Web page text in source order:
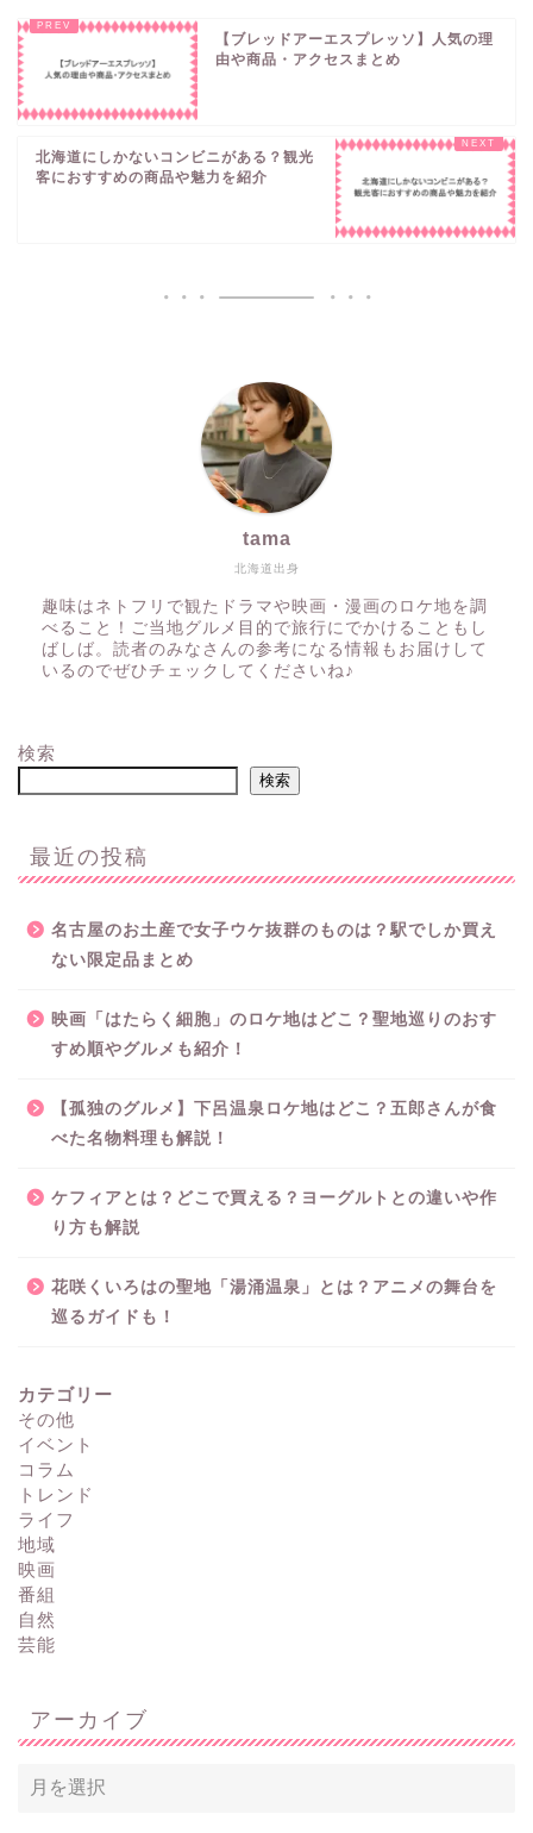
【ブレッドアーエスプレッソ】人気の理
由や商品・アクセスまとめ
北海道にしかないコンビニがある？観光
客におすすめの商品や魅力を紹介
北海道出身
tama
趣味はネトフリで観たドラマや映画・漫画のロケ地を調
べること！ご当地グルメ目的で旅行にでかけることもし
ばしば。読者のみなさんの参考になる情報もお届けして
いるのでぜひチェックしてくださいね♪
検索
検索
最近の投稿
名古屋のお土産で女子ウケ抜群のものは？駅でしか買え
ない限定品まとめ
映画「はたらく細胞」のロケ地はどこ？聖地巡りのおす
すめ順やグルメも紹介！
【孤独のグルメ】下呂温泉ロケ地はどこ？五郎さんが食
べた名物料理も解説！
ケフィアとは？どこで買える？ヨーグルトとの違いや作
り方も解説
花咲くいろはの聖地「湯涌温泉」とは？アニメの舞台を
巡るガイドも！
カテゴリー
その他
イベント
コラム
トレンド
ライフ
地域
映画
番組
自然
芸能
アーカイブ